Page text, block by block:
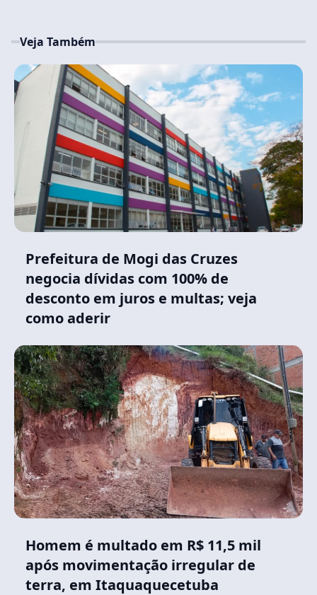
Veja Também
Prefeitura de Mogi das Cruzes
negocia dívidas com 100% de
desconto em juros e multas; veja
como aderir
Homem é multado em R$ 11,5 mil
após movimentação irregular de
terra, em Itaquaquecetuba